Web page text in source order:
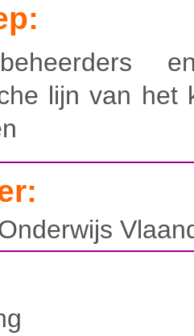
lijn van het